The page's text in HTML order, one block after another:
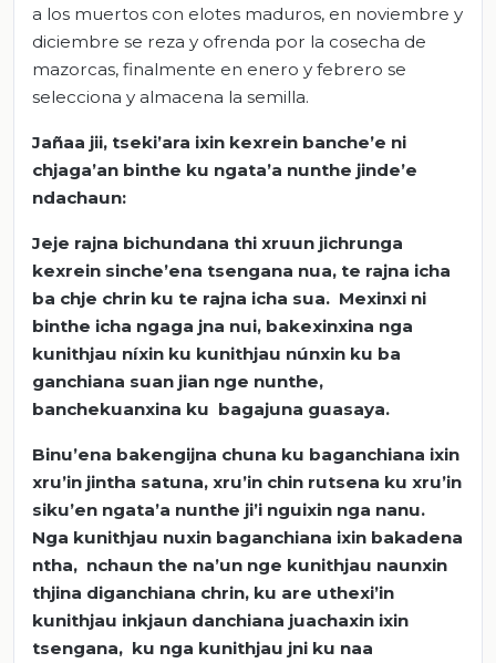
a los muertos con elotes maduros, en noviembre y
diciembre se reza y ofrenda por la cosecha de
mazorcas, finalmente en enero y febrero se
selecciona y almacena la semilla.
Jañaa jii, tseki’ara ixin kexrein banche’e ni
chjaga’an binthe ku ngata’a nunthe jinde’e
ndachaun:
Jeje rajna bichundana thi xruun jichrunga
kexrein sinche’ena tsengana nua, te rajna icha
ba chje chrin ku te rajna icha sua. Mexinxi ni
binthe icha ngaga jna nui, bakexinxina nga
kunithjau níxin ku kunithjau núnxin ku ba
ganchiana suan jian nge nunthe,
banchekuanxina ku bagajuna guasaya.
Binu’ena bakengijna chuna ku baganchiana ixin
xru’in jintha satuna, xru’in chin rutsena ku xru’in
siku’en ngata’a nunthe ji’i nguixin nga nanu.
Nga kunithjau nuxin baganchiana ixin bakadena
ntha, nchaun the na’un nge kunithjau naunxin
thjina diganchiana chrin, ku are uthexi’in
kunithjau inkjaun danchiana juachaxin ixin
tsengana, ku nga kunithjau jni ku naa